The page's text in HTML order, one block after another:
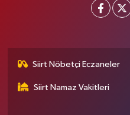
Siirt Nöbetçi Eczaneler
Siirt Namaz Vakitleri